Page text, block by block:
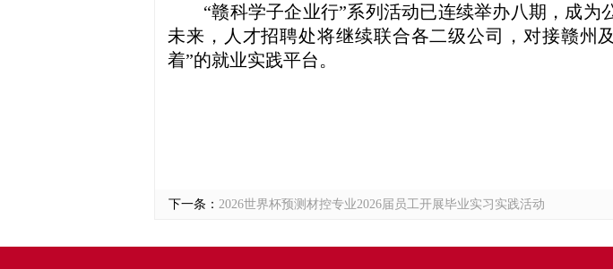
“赣科学子企业行”系列活动已连续举办八期，成为
未来，人才招聘处将继续联合各二级公司，对接赣州
着”的就业实践平台。
下一条： 2026世界杯预测材控专业2026届员工开展毕业实习实践活动